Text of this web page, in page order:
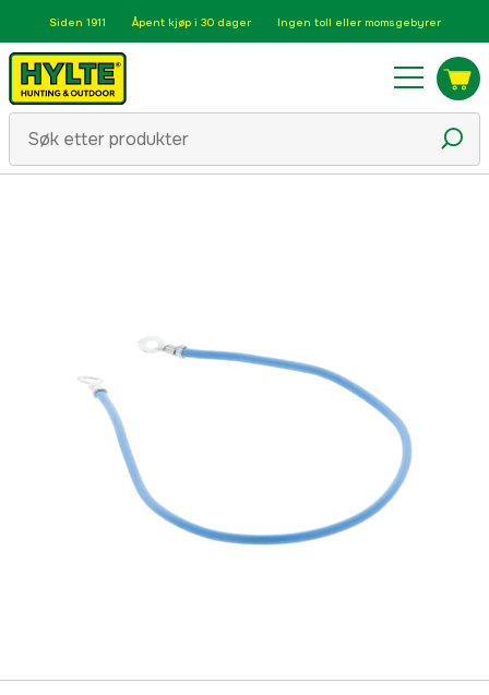
Siden 1911 Åpent kjøp i 30 dager Ingen toll eller momsgebyrer